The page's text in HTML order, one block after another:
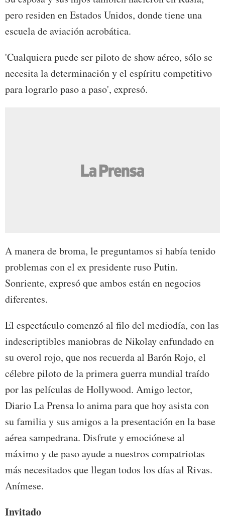
pero residen en Estados Unidos, donde tiene una
escuela de aviación acrobática.
'Cualquiera puede ser piloto de show aéreo, sólo se
necesita la determinación y el espíritu competitivo
para lograrlo paso a paso', expresó.
A manera de broma, le preguntamos si había tenido
problemas con el ex presidente ruso Putin.
Sonriente, expresó que ambos están en negocios
diferentes.
El espectáculo comenzó al filo del mediodía, con las
indescriptibles maniobras de Nikolay enfundado en
su overol rojo, que nos recuerda al Barón Rojo, el
célebre piloto de la primera guerra mundial traído
por las películas de Hollywood. Amigo lector,
Diario La Prensa lo anima para que hoy asista con
su familia y sus amigos a la presentación en la base
aérea sampedrana. Disfrute y emociónese al
máximo y de paso ayude a nuestros compatriotas
más necesitados que llegan todos los días al Rivas.
Anímese.
Invitado